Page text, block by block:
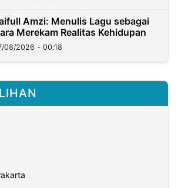
Amzi: Menulis Lagu sebagai
Merekam Realitas Kehidupan
08/2026 - 00:18